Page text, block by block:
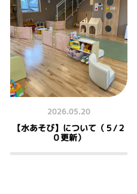
2026.05.20
【水あそび】について（５/２
０更新）